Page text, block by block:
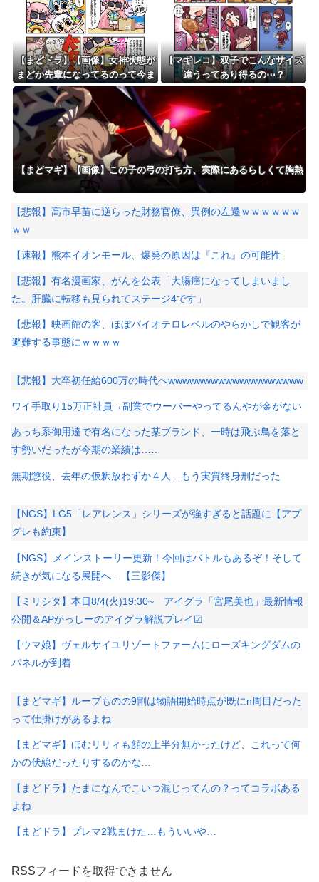
【まどドラ】【画像】女神状態が
まどか先輩になってるのって今ま
であったっけ…?【マギア☆エト
セトラ 第97話】
【マギレコ】双子でこんなサイズ
違うってあり得るの⋯？
【まどマギ】【画像】この子の弓の打ち方、実際にあるらしくて胸熱
【悲報】高市早苗に逆らった財務官僚、異例の左遷ｗｗｗｗｗｗ
ｗｗ
【速報】熊本イオンモール、爆発の原因は『これ』の可能性
【悲報】有名漫画家、がんを公表「大腸癌になってしまいまし
た。肝臓に転移も見られてステージ4です」
【悲報】映画館の客、ほぼバイオテロレベルのやらかしで観客が
避難する事態にｗｗｗｗ
【悲報】大卒初任給600万の時代へwwwwwwwwwwwwwwwwwww
ワイ手取り15万正社員→副業でウーバーやってるんやが金がない
あっち系御用達で有名になった某ブランド、一時は飛ぶ鳥を落と
す勢いだったが今期の業績は……
無期懲役、去年の仮釈放わずか４人…もう実質終身刑だった
【NGS】LG5「レアレンス」シリーズが強すぎると話題に【アプ
グレも約束】
【NGS】メインストーリー更新！今回はバトルもあるぞ！そして
続きが気になる展開へ…【三影傑】
【ミリシタ】本日8/4(火)19:30~ アイグラ「宮尾美也」最新情報
公開＆APかっしーのアイグラ解説プレイ☑
【ウマ娘】ヴェルサイユリゾートファームにローズキングダムの
パネルが到着
【まどマギ】ループものの9割は物語開始時点が既にn周目だった
って仕掛けがあるよね
【まどマギ】ほむリリィも顔の上半分無かったけど、これって何
かの伏線だったりするのかな…
【まどドラ】たまになんでこいつ混じってんの？ってコラボある
よね
【まどドラ】プレマ2戦まけた…もういいや…
RSSフィードを取得できません